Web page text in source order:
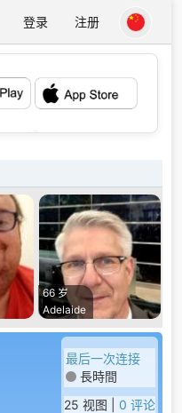
登录 注册
66 岁
Adelaide
最后一次连接
長時間
25 视图 | 0 评论